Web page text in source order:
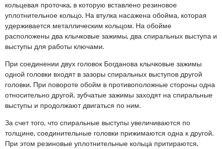
кольцевая проточка, в которую вставлено резиновое
уплотнительное кольцо. На втулка насажена обойма, которая
удерживается металлическим кольцом. На обойме
расположены два клычковые зажимы, два спиральных выступа и
выступы для работы ключами.
При соединении двух головок Богданова клычковые зажимы
одной головки входят в зазоры спиральных выступов другой
головки. При повороте обойм в противоположные стороны одна
относительно другой, зубчатые зажимы заходят на спиральные
выступы и продолжают двигаться по ним.
За счет того, что спиральные выступы увеличиваются по
толщине, соединительные головки прижимаются одна к другой.
При этом резиновые уплотнительные кольца притираются,